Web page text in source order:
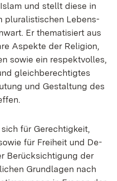
und stellt die­se in
plu­ra­lis­ti­schen Le­bens­
Er the­ma­ti­siert aus
As­pek­te der Re­li­gi­on,
so­wie ein re­spekt­vol­les,
gleich­be­rech­tig­tes
und Ge­stal­tung des
für Ge­rech­tig­keit,
für Frei­heit und De­
Be­rück­sich­ti­gung der
Grund­la­gen nach